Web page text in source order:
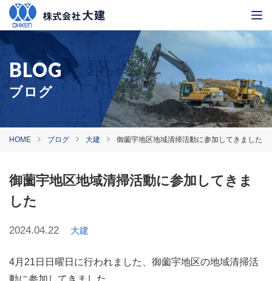
ブログ
HOME ブログ 大建 御薗宇地区地域清掃活動に参加してきました
御薗宇地区地域清掃活動に参加してきま
した
2024.04.22 大建
4月21日日曜日に行われました、御薗宇地区の地域清掃活
動に参加してきました。